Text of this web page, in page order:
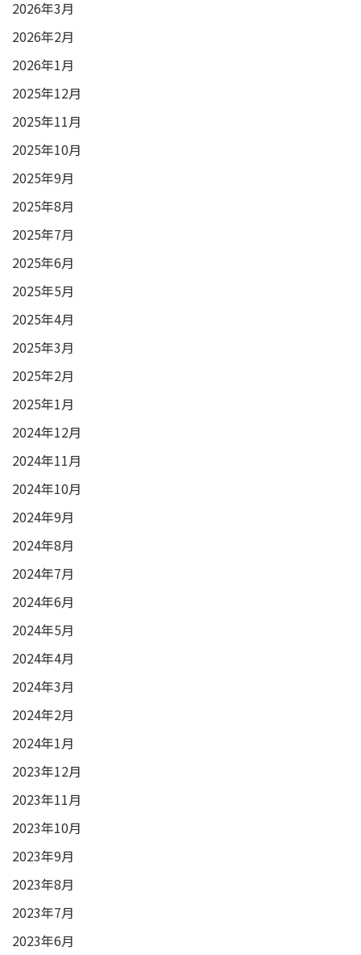
2026年3月
2026年2月
2026年1月
2025年12月
2025年11月
2025年10月
2025年9月
2025年8月
2025年7月
2025年6月
2025年5月
2025年4月
2025年3月
2025年2月
2025年1月
2024年12月
2024年11月
2024年10月
2024年9月
2024年8月
2024年7月
2024年6月
2024年5月
2024年4月
2024年3月
2024年2月
2024年1月
2023年12月
2023年11月
2023年10月
2023年9月
2023年8月
2023年7月
2023年6月